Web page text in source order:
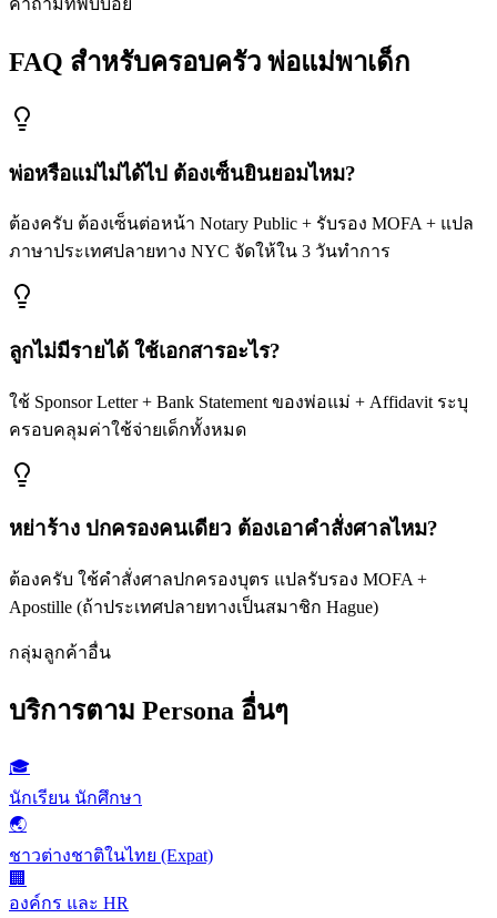
คำถามที่พบบ่อย
FAQ สำหรับครอบครัว พ่อแม่พาเด็ก
พ่อหรือแม่ไม่ได้ไป ต้องเซ็นยินยอมไหม?
ต้องครับ ต้องเซ็นต่อหน้า Notary Public + รับรอง MOFA + แปล
ภาษาประเทศปลายทาง NYC จัดให้ใน 3 วันทำการ
ลูกไม่มีรายได้ ใช้เอกสารอะไร?
ใช้ Sponsor Letter + Bank Statement ของพ่อแม่ + Affidavit ระบุ
ครอบคลุมค่าใช้จ่ายเด็กทั้งหมด
หย่าร้าง ปกครองคนเดียว ต้องเอาคำสั่งศาลไหม?
ต้องครับ ใช้คำสั่งศาลปกครองบุตร แปลรับรอง MOFA +
Apostille (ถ้าประเทศปลายทางเป็นสมาชิก Hague)
กลุ่มลูกค้าอื่น
บริการตาม Persona อื่นๆ
🎓
นักเรียน นักศึกษา
🌏
ชาวต่างชาติในไทย (Expat)
🏢
องค์กร และ HR